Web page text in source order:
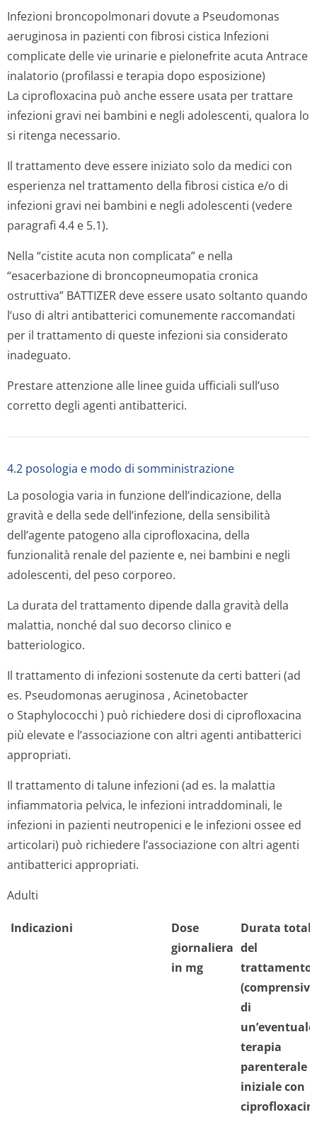
Infezioni broncopolmonari dovute a Pseudomonas
aeruginosa in pazienti con fibrosi cistica Infezioni
complicate delle vie urinarie e pielonefrite acuta Antrace
inalatorio (profilassi e terapia dopo esposizione)
La ciprofloxacina può anche essere usata per trattare
infezioni gravi nei bambini e negli adolescenti, qualora lo
si ritenga necessario.
Il trattamento deve essere iniziato solo da medici con
esperienza nel trattamento della fibrosi cistica e/o di
infezioni gravi nei bambini e negli adolescenti (vedere
paragrafi 4.4 e 5.1).
Nella “cistite acuta non complicata” e nella
“esacerbazione di broncopneumopatia cronica
ostruttiva” BATTIZER deve essere usato soltanto quando
l’uso di altri antibatterici comunemente raccomandati
per il trattamento di queste infezioni sia considerato
inadeguato.
Prestare attenzione alle linee guida ufficiali sull’uso
corretto degli agenti antibatterici.
4.2 posologia e modo di somministrazione
La posologia varia in funzione dell’indicazione, della
gravità e della sede dell’infezione, della sensibilità
dell’agente patogeno alla ciprofloxacina, della
funzionalità renale del paziente e, nei bambini e negli
adolescenti, del peso corporeo.
La durata del trattamento dipende dalla gravità della
malattia, nonché dal suo decorso clinico e
batteriologico.
Il trattamento di infezioni sostenute da certi batteri (ad
es. Pseudomonas aeruginosa , Acinetobacter
o Staphylococchi ) può richiedere dosi di ciprofloxacina
più elevate e l’associazione con altri agenti antibatterici
appropriati.
Il trattamento di talune infezioni (ad es. la malattia
infiammatoria pelvica, le infezioni intraddominali, le
infezioni in pazienti neutropenici e le infezioni ossee ed
articolari) può richiedere l’associazione con altri agenti
antibatterici appropriati.
Adulti
Indicazioni
Dose
giornaliera
in mg
Durata totale
del
trattamento
(comprensiva
di
un’eventuale
terapia
parenterale
iniziale con